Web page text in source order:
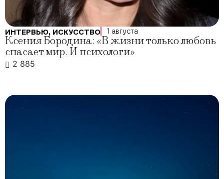
ИНТЕРВЬЮ, ИСКУССТВО 1 августа
Ксения Бородина: «В жизни только любовь
спасает мир. И психологи»
2 885